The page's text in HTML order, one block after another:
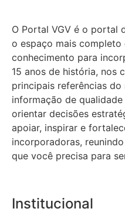
O Portal VGV é o portal
o espaço mais completo
conhecimento para
15 anos de história, nos
principais referências
informação de
orientar decisões
apoiar, inspirar e
incorporadoras,
que você precisa para
Institucional